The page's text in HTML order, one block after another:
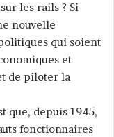
les rails ? Si
nouvelle
qui soient
et
de piloter la
que, depuis 1945,
fonctionnaires